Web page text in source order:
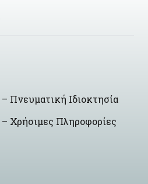
Πνευματική Ιδιοκτησία
Χρήσιμες Πληροφορίες